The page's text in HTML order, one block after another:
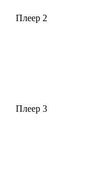
Плеер 2
Плеер 3